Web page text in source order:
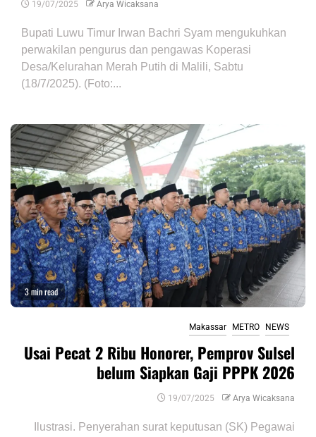
19/07/2025 Arya Wicaksana
Bupati Luwu Timur Irwan Bachri Syam mengukuhkan
perwakilan pengurus dan pengawas Koperasi
Desa/Kelurahan Merah Putih di Malili, Sabtu
(18/7/2025). (Foto:...
3 min read
Makassar METRO NEWS
Usai Pecat 2 Ribu Honorer, Pemprov Sulsel
belum Siapkan Gaji PPPK 2026
19/07/2025 Arya Wicaksana
Ilustrasi. Penyerahan surat keputusan (SK) Pegawai